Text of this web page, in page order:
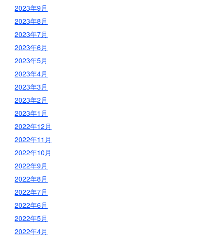
2023年9月
2023年8月
2023年7月
2023年6月
2023年5月
2023年4月
2023年3月
2023年2月
2023年1月
2022年12月
2022年11月
2022年10月
2022年9月
2022年8月
2022年7月
2022年6月
2022年5月
2022年4月